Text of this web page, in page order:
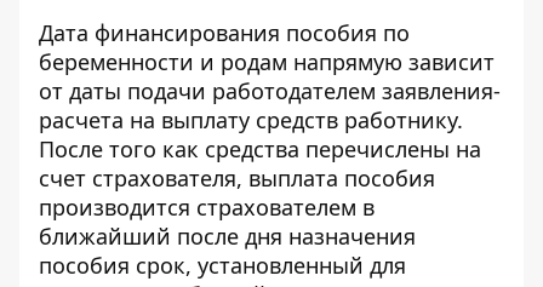
Дата финансирования пособия по
беременности и родам напрямую зависит
от даты подачи работодателем заявления-
расчета на выплату средств работнику.
После того как средства перечислены на
счет страхователя, выплата пособия
производится страхователем в
ближайший после дня назначения
пособия срок, установленный для